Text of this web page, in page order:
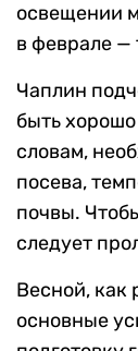
освещении
в феврале —
Чаплин
быть
словам,
посева,
почвы.
следует
Весной, как
основные